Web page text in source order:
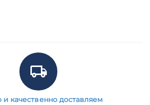
и качественно доставляем